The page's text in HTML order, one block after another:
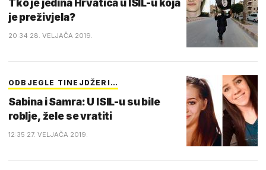
Tko je jedina Hrvatica u ISIL-u koja
je preživjela?
20:34 28. VELJAČA 2019.
ODBJEGLE TINEJDŽERI…
Sabina i Samra: U ISIL-u su bile
roblje, žele se vratiti
12:35 27. VELJAČA 2019.